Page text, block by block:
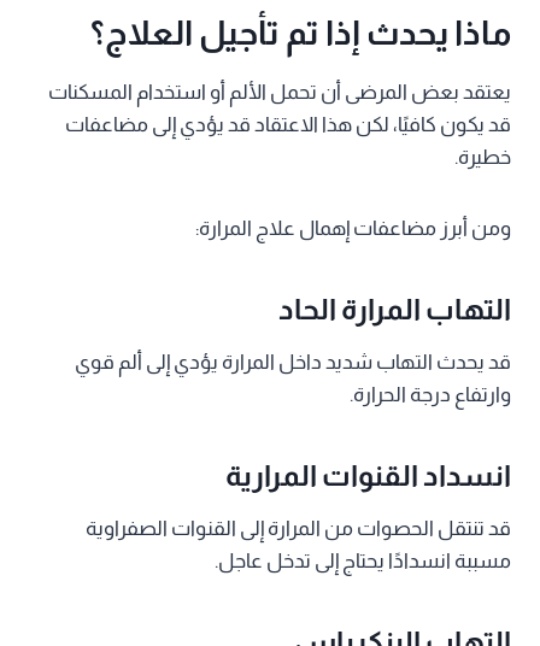
ماذا يحدث إذا تم تأجيل العلاج؟
يعتقد بعض المرضى أن تحمل الألم أو استخدام المسكنات
قد يكون كافيًا، لكن هذا الاعتقاد قد يؤدي إلى مضاعفات
خطيرة.
ومن أبرز مضاعفات إهمال علاج المرارة:
التهاب المرارة الحاد
قد يحدث التهاب شديد داخل المرارة يؤدي إلى ألم قوي
وارتفاع درجة الحرارة.
انسداد القنوات المرارية
قد تنتقل الحصوات من المرارة إلى القنوات الصفراوية
مسببة انسدادًا يحتاج إلى تدخل عاجل.